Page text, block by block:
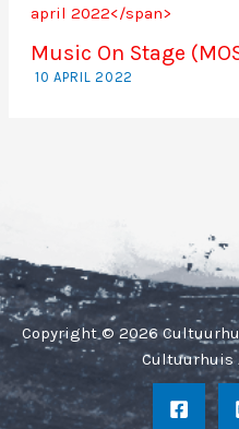
Music On Stage
10 APRIL 2022
Copyright © 2026
Cultuurhuis